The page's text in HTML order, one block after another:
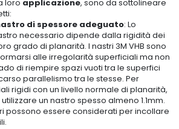
loro applicazione, sono da sottolineare
di spessore adeguato: Lo
necessario dipende dalla rigidità dei
grado di planarità. I nastri 3M VHB sono
alle irregolarità superficiali ma non
di riempire spazi vuoti tra le superfici
parallelismo tra le stesse. Per
rigidi con un livello normale di planarità,
un nastro spesso almeno 1.1mm.
possono essere considerati per incollare